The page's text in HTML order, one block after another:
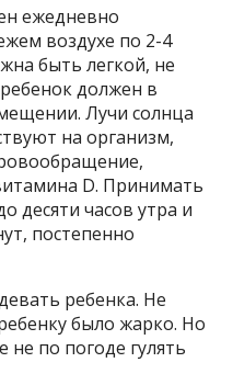
ежедневно
воздухе по 2-4
быть легкой, не
должен в
Лучи солнца
на организм,
D. Принимать
десяти часов утра и
постепенно
ребенка. Не
было жарко. Но
по погоде гулять